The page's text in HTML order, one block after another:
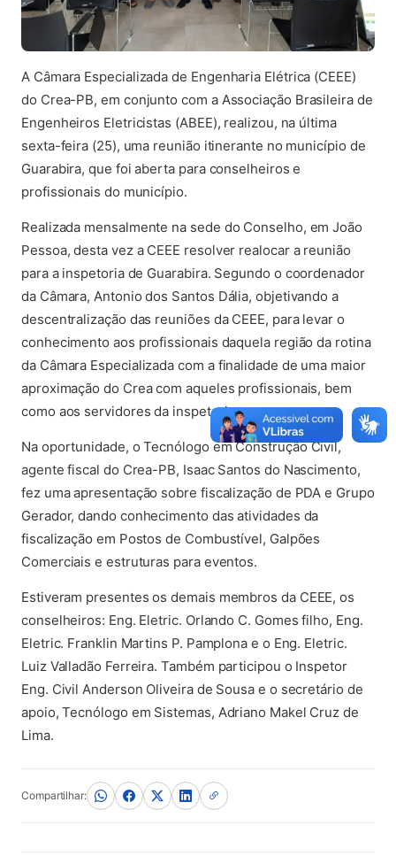
A Câmara Especializada de Engenharia Elétrica (CEEE)
do Crea-PB, em conjunto com a Associação Brasileira de
Engenheiros Eletricistas (ABEE), realizou, na última
sexta-feira (25), uma reunião itinerante no município de
Guarabira, que foi aberta para conselheiros e
profissionais do município.
Realizada mensalmente na sede do Conselho, em João
Pessoa, desta vez a CEEE resolver realocar a reunião
para a inspetoria de Guarabira. Segundo o coordenador
da Câmara, Antonio dos Santos Dália, objetivando a
descentralização das reuniões da CEEE, para levar o
conhecimento aos profissionais daquela região da rotina
da Câmara Especializada com a finalidade de uma maior
aproximação do Crea com aqueles profissionais, bem
como aos servidores da inspetoria.
Na oportunidade, o Tecnólogo em Construção Civil,
agente fiscal do Crea-PB, Isaac Santos do Nascimento,
fez uma apresentação sobre fiscalização de PDA e Grupo
Gerador, dando conhecimento das atividades da
fiscalização em Postos de Combustível, Galpões
Comerciais e estruturas para eventos.
Estiveram presentes os demais membros da CEEE, os
conselheiros: Eng. Eletric. Orlando C. Gomes filho, Eng.
Eletric. Franklin Martins P. Pamplona e o Eng. Eletric.
Luiz Valladão Ferreira. Também participou o Inspetor
Eng. Civil Anderson Oliveira de Sousa e o secretário de
apoio, Tecnólogo em Sistemas, Adriano Makel Cruz de
Lima.
Compartilhar: